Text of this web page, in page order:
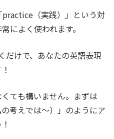
（実践）」という対
によく使われます。
だけで、あなたの英語表現
ても構いません。まずは
考えでは〜）」のようにア